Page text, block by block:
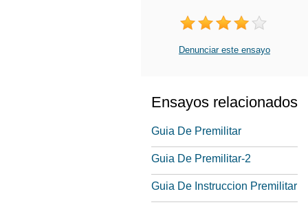
Denunciar este ensayo
Ensayos relacionados
Guia De Premilitar
Guia De Premilitar-2
Guia De Instruccion Premilitar